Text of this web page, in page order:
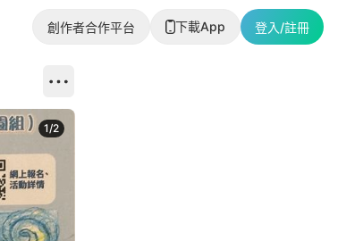
創作者合作平台 下載App 登入/註冊
1/2